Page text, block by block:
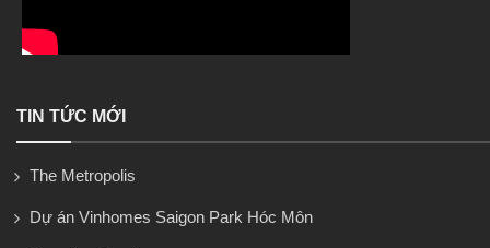
TIN TỨC MỚI
The Metropolis
Dự án Vinhomes Saigon Park Hóc Môn